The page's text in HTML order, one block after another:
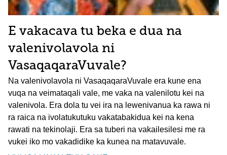
E vakacava tu beka e dua na
valenivolavola ni
VasaqaqaraVuvale?
Na valenivolavola ni VasaqaqaraVuvale era kune ena
vuqa na veimataqali vale, me vaka na valenilotu kei na
valenivola. Era dola tu vei ira na lewenivanua ka rawa ni
ra raica na ivolatukutuku vakatabakidua kei na kena
rawati na tekinolaji. Era sa tuberi na vakailesilesi me ra
vukei iko mo vakadidike ka kunea na matavuvale.